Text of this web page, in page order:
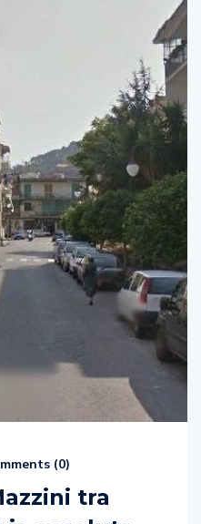
(0)
tra